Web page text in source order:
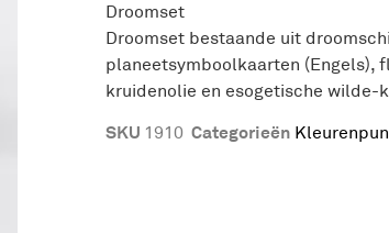
Droomset
Droomset bestaande uit
planeetsymboolkaarten (Engels),
kruidenolie en esogetische wilde-
SKU 1910 Categorieën